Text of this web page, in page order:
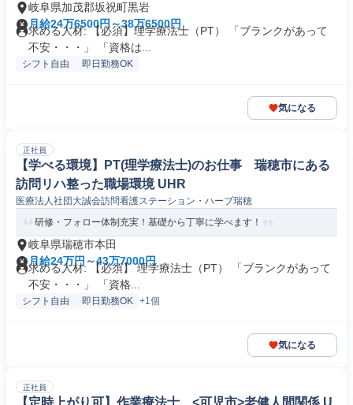
岐阜県加茂郡坂祝町黒岩
月給24万6500円～38万6500円
求める人材: 【必須】理学療法士（PT） 「ブランクがあって
不安・・・」 「資格は...
シフト自由 即日勤務OK
気になる
正社員
【学べる環境】PT(理学療法士)のお仕事 瑞穂市にある
訪問リハ整った職場環境 UHR
医療法人社団大誠会訪問看護ステーション・ハーブ瑞穂
研修・フォロー体制充実！基礎から丁寧に学べます！
岐阜県瑞穂市本田
月給24万円～43万7000円
求める人材: 【必須】 理学療法士（PT） 「ブランクがあって
不安・・・」 「資格...
シフト自由 即日勤務OK +1個
気になる
正社員
【定時上がり可】作業療法士 <可児市>老健人間関係 U